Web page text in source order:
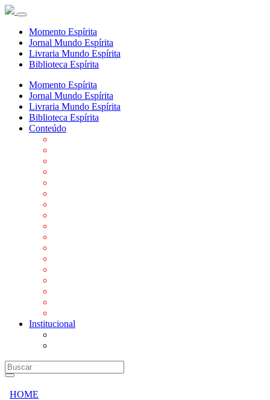
Momento Espírita
Jornal Mundo Espírita
Livraria Mundo Espírita
Biblioteca Espírita
Momento Espírita
Jornal Mundo Espírita
Livraria Mundo Espírita
Biblioteca Espírita
Conteúdo
Institucional
HOME